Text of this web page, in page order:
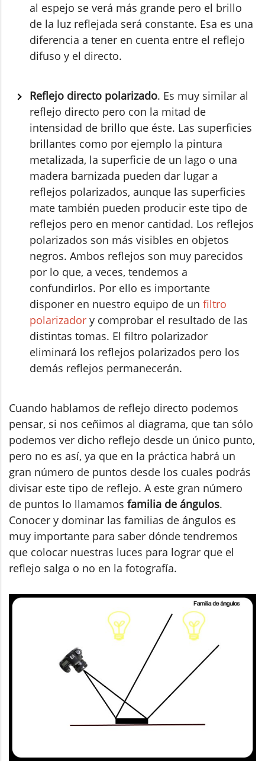
al espejo se verá más grande pero el brillo
de la luz reflejada será constante. Esa es una
diferencia a tener en cuenta entre el reflejo
difuso y el directo.
Reflejo directo polarizado. Es muy similar al
reflejo directo pero con la mitad de
intensidad de brillo que éste. Las superficies
brillantes como por ejemplo la pintura
metalizada, la superficie de un lago o una
madera barnizada pueden dar lugar a
reflejos polarizados, aunque las superficies
mate también pueden producir este tipo de
reflejos pero en menor cantidad. Los reflejos
polarizados son más visibles en objetos
negros. Ambos reflejos son muy parecidos
por lo que, a veces, tendemos a
confundirlos. Por ello es importante
disponer en nuestro equipo de un filtro
polarizador y comprobar el resultado de las
distintas tomas. El filtro polarizador
eliminará los reflejos polarizados pero los
demás reflejos permanecerán.
Cuando hablamos de reflejo directo podemos
pensar, si nos ceñimos al diagrama, que tan sólo
podemos ver dicho reflejo desde un único punto,
pero no es así, ya que en la práctica habrá un
gran número de puntos desde los cuales podrás
divisar este tipo de reflejo. A este gran número
de puntos lo llamamos familia de ángulos.
Conocer y dominar las familias de ángulos es
muy importante para saber dónde tendremos
que colocar nuestras luces para lograr que el
reflejo salga o no en la fotografía.